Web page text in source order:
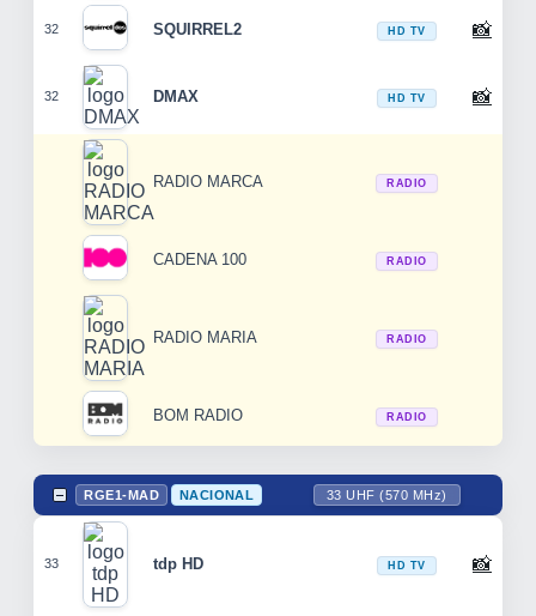
32 SQUIRREL2 HD TV 📸
32 DMAX HD TV 📸
RADIO MARCA RADIO
CADENA 100 RADIO
RADIO MARIA RADIO
BOM RADIO RADIO
RGE1-MAD NACIONAL 33 UHF (570 MHz)
33 tdp HD HD TV 📸